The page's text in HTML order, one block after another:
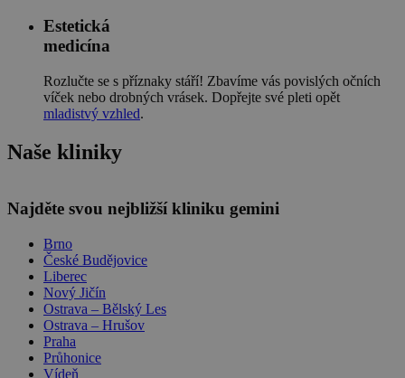
Estetická
medicína
Rozlučte se s příznaky stáří! Zbavíme vás povislých očních
víček nebo drobných vrásek. Dopřejte své pleti opět
mladistvý vzhled.
Naše kliniky
Najděte svou nejbližší kliniku gemini
Brno
České Budějovice
Liberec
Nový Jičín
Ostrava – Bělský Les
Ostrava – Hrušov
Praha
Průhonice
Vídeň